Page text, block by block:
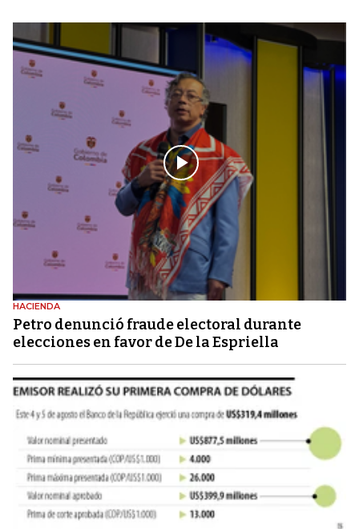
HACIENDA
Petro denunció fraude electoral durante
elecciones en favor de De la Espriella